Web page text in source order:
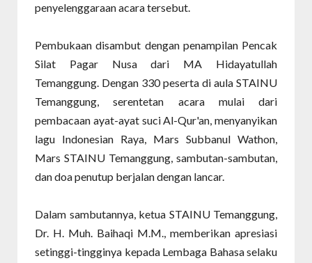
penyelenggaraan acara tersebut.
Pembukaan disambut dengan penampilan Pencak
Silat Pagar Nusa dari MA Hidayatullah
Temanggung. Dengan 330 peserta di aula STAINU
Temanggung, serentetan acara mulai dari
pembacaan ayat-ayat suci Al-Qur'an, menyanyikan
lagu Indonesian Raya, Mars Subbanul Wathon,
Mars STAINU Temanggung, sambutan-sambutan,
dan doa penutup berjalan dengan lancar.
Dalam sambutannya, ketua STAINU Temanggung,
Dr. H. Muh. Baihaqi M.M., memberikan apresiasi
setinggi-tingginya kepada Lembaga Bahasa selaku